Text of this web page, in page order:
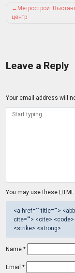
Post
navigation
Метрострой:
центр
Leave a Reply
Your email address will
You may use these HTML
<a href="" title="">
cite=""> <cite>
<strike> <strong>
Name *
Email *